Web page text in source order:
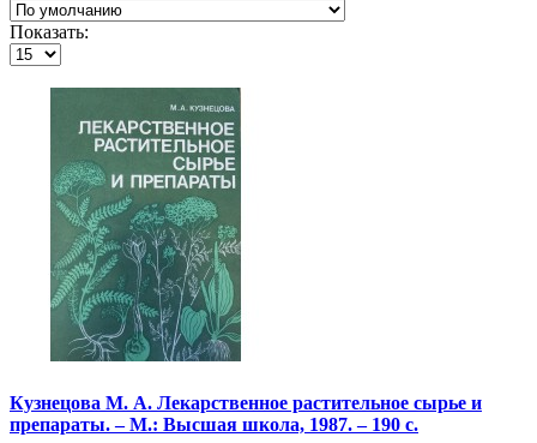
Показать:
Кузнецова М. А. Лекарственное растительное сырье и
препараты. – М.: Высшая школа, 1987. – 190 с.